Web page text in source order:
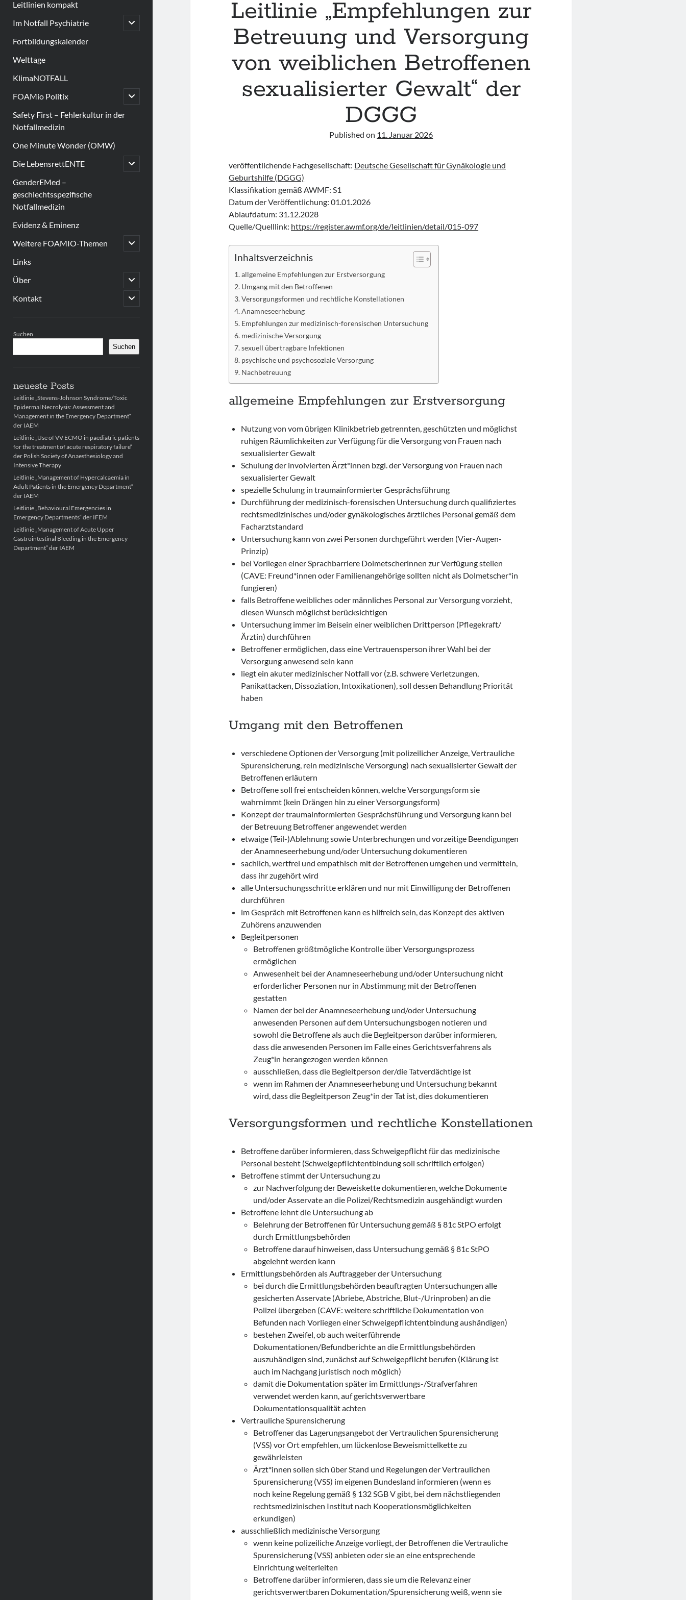
Leitlinien kompakt
Im Notfall Psychiatrie
open
child
Fortbildungskalender
Welttage
KlimaNOTFALL
FOAMio Politix
open
child
Safety First – Fehlerkultur in der
Notfallmedizin
One Minute Wonder (OMW)
Die LebensrettENTE
open
child
GenderEMed –
geschlechtsspezifische
Notfallmedizin
Evidenz & Eminenz
Weitere FOAMIO-Themen
open
child
Links
Über
open
child
menu
Kontakt
open
child
Suchen
Suchen
neueste Posts
Leitlinie „Stevens-Johnson Syndrome/Toxic
Epidermal Necrolysis: Assessment and
Management in the Emergency Department“
der IAEM
Leitlinie „Use of VV ECMO in paediatric patients
for the treatment of acute respiratory failure“
der Polish Society of Anaesthesiology and
Intensive Therapy
Leitlinie „Management of Hypercalcaemia in
Adult Patients in the Emergency Department“
der IAEM
Leitlinie „Behavioural Emergencies in
Emergency Departments“ der IFEM
Leitlinie „Management of Acute Upper
Gastrointestinal Bleeding in the Emergency
Department“ der IAEM
Leitlinie „Empfehlungen zur
Betreuung und Versorgung
von weiblichen Betroffenen
sexualisierter Gewalt“ der
DGGG
Published on 11. Januar 2026
veröffentlichende Fachgesellschaft: Deutsche Gesellschaft für Gynäkologie und
Geburtshilfe (DGGG)
Klassifikation gemäß AWMF: S1
Datum der Veröffentlichung: 01.01.2026
Ablaufdatum: 31.12.2028
Quelle/Quelllink: https://register.awmf.org/de/leitlinien/detail/015-097
Inhaltsverzeichnis
allgemeine Empfehlungen zur Erstversorgung
Umgang mit den Betroffenen
Versorgungsformen und rechtliche Konstellationen
Anamneseerhebung
Empfehlungen zur medizinisch-forensischen Untersuchung
medizinische Versorgung
sexuell übertragbare Infektionen
psychische und psychosoziale Versorgung
Nachbetreuung
allgemeine Empfehlungen zur Erstversorgung
Nutzung von vom übrigen Klinikbetrieb getrennten, geschützten und möglichst
ruhigen Räumlichkeiten zur Verfügung für die Versorgung von Frauen nach
sexualisierter Gewalt
Schulung der involvierten Ärzt*innen bzgl. der Versorgung von Frauen nach
sexualisierter Gewalt
spezielle Schulung in traumainformierter Gesprächsführung
Durchführung der medizinisch-forensischen Untersuchung durch qualifiziertes
rechtsmedizinisches und/oder gynäkologisches ärztliches Personal gemäß dem
Facharztstandard
Untersuchung kann von zwei Personen durchgeführt werden (Vier-Augen-
Prinzip)
bei Vorliegen einer Sprachbarriere Dolmetscherinnen zur Verfügung stellen
(CAVE: Freund*innen oder Familienangehörige sollten nicht als Dolmetscher*in
fungieren)
falls Betroffene weibliches oder männliches Personal zur Versorgung vorzieht,
diesen Wunsch möglichst berücksichtigen
Untersuchung immer im Beisein einer weiblichen Drittperson (Pflegekraft/
Ärztin) durchführen
Betroffener ermöglichen, dass eine Vertrauensperson ihrer Wahl bei der
Versorgung anwesend sein kann
liegt ein akuter medizinischer Notfall vor (z.B. schwere Verletzungen,
Panikattacken, Dissoziation, Intoxikationen), soll dessen Behandlung Priorität
haben
Umgang mit den Betroffenen
verschiedene Optionen der Versorgung (mit polizeilicher Anzeige, Vertrauliche
Spurensicherung, rein medizinische Versorgung) nach sexualisierter Gewalt der
Betroffenen erläutern
Betroffene soll frei entscheiden können, welche Versorgungsform sie
wahrnimmt (kein Drängen hin zu einer Versorgungsform)
Konzept der traumainformierten Gesprächsführung und Versorgung kann bei
der Betreuung Betroffener angewendet werden
etwaige (Teil-)Ablehnung sowie Unterbrechungen und vorzeitige Beendigungen
der Anamneseerhebung und/oder Untersuchung dokumentieren
sachlich, wertfrei und empathisch mit der Betroffenen umgehen und vermitteln,
dass ihr zugehört wird
alle Untersuchungsschritte erklären und nur mit Einwilligung der Betroffenen
durchführen
im Gespräch mit Betroffenen kann es hilfreich sein, das Konzept des aktiven
Zuhörens anzuwenden
Begleitpersonen
Betroffenen größtmögliche Kontrolle über Versorgungsprozess
ermöglichen
Anwesenheit bei der Anamneseerhebung und/oder Untersuchung nicht
erforderlicher Personen nur in Abstimmung mit der Betroffenen
gestatten
Namen der bei der Anamneseerhebung und/oder Untersuchung
anwesenden Personen auf dem Untersuchungsbogen notieren und
sowohl die Betroffene als auch die Begleitperson darüber informieren,
dass die anwesenden Personen im Falle eines Gerichtsverfahrens als
Zeug*in herangezogen werden können
ausschließen, dass die Begleitperson der/die Tatverdächtige ist
wenn im Rahmen der Anamneseerhebung und Untersuchung bekannt
wird, dass die Begleitperson Zeug*in der Tat ist, dies dokumentieren
Versorgungsformen und rechtliche Konstellationen
Betroffene darüber informieren, dass Schweigepflicht für das medizinische
Personal besteht (Schweigepflichtentbindung soll schriftlich erfolgen)
Betroffene stimmt der Untersuchung zu
zur Nachverfolgung der Beweiskette dokumentieren, welche Dokumente
und/oder Asservate an die Polizei/Rechtsmedizin ausgehändigt wurden
Betroffene lehnt die Untersuchung ab
Belehrung der Betroffenen für Untersuchung gemäß § 81c StPO erfolgt
durch Ermittlungsbehörden
Betroffene darauf hinweisen, dass Untersuchung gemäß § 81c StPO
abgelehnt werden kann
Ermittlungsbehörden als Auftraggeber der Untersuchung
bei durch die Ermittlungsbehörden beauftragten Untersuchungen alle
gesicherten Asservate (Abriebe, Abstriche, Blut-/Urinproben) an die
Polizei übergeben (CAVE: weitere schriftliche Dokumentation von
Befunden nach Vorliegen einer Schweigepflichtentbindung aushändigen)
bestehen Zweifel, ob auch weiterführende
Dokumentationen/Befundberichte an die Ermittlungsbehörden
auszuhändigen sind, zunächst auf Schweigepflicht berufen (Klärung ist
auch im Nachgang juristisch noch möglich)
damit die Dokumentation später im Ermittlungs-/Strafverfahren
verwendet werden kann, auf gerichtsverwertbare
Dokumentationsqualität achten
Vertrauliche Spurensicherung
Betroffener das Lagerungsangebot der Vertraulichen Spurensicherung
(VSS) vor Ort empfehlen, um lückenlose Beweismittelkette zu
gewährleisten
Ärzt*innen sollen sich über Stand und Regelungen der Vertraulichen
Spurensicherung (VSS) im eigenen Bundesland informieren (wenn es
noch keine Regelung gemäß § 132 SGB V gibt, bei dem nächstliegenden
rechtsmedizinischen Institut nach Kooperationsmöglichkeiten
erkundigen)
ausschließlich medizinische Versorgung
wenn keine polizeiliche Anzeige vorliegt, der Betroffenen die Vertrauliche
Spurensicherung (VSS) anbieten oder sie an eine entsprechende
Einrichtung weiterleiten
Betroffene darüber informieren, dass sie um die Relevanz einer
gerichtsverwertbaren Dokumentation/Spurensicherung weiß, wenn sie